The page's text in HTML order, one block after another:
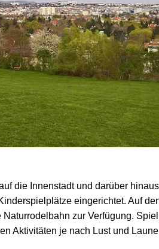
die Innenstadt und darüber
eingerichtet. Auf
zur Verfügung.
Aktivitäten je nach Lust und Laune